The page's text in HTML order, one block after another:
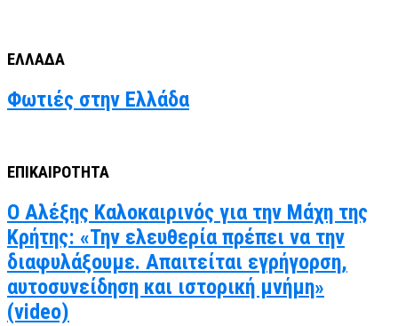
ΕΛΛΑΔΑ
Φωτιές στην Ελλάδα
ΕΠΙΚΑΙΡΟΤΗΤΑ
Ο Αλέξης Καλοκαιρινός για την Μάχη της
Κρήτης: «Την ελευθερία πρέπει να την
διαφυλάξουμε. Απαιτείται εγρήγορση,
αυτοσυνείδηση και ιστορική μνήμη»
(video)